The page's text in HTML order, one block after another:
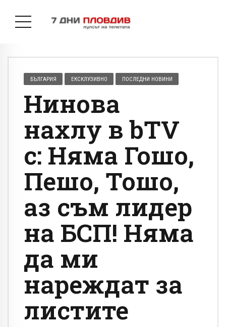
БЪЛГАРИЯ ЕКСКЛУЗИВНО ПОСЛЕДНИ НОВИНИ
Нинова
нахлу в bTV
с: Няма Гошо,
Пешо, Тошо,
аз съм лидер
на БСП! Няма
да ми
нареждат за
листите